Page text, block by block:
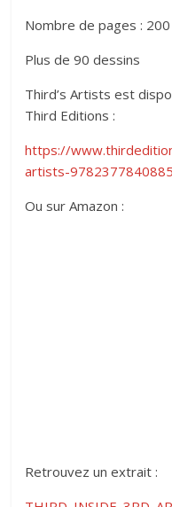
Nombre de pages : 200
Plus de 90 dessins
Third’s Artists est
Third Editions :
https://
artists-
Ou sur Amazon :
Retrouvez un extrait :